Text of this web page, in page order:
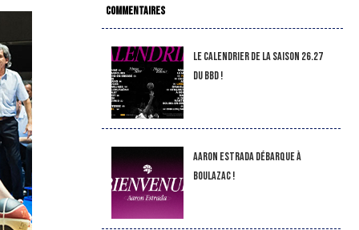
COMMENTAIRES
LE CALENDRIER DE LA SAISON 26.27
DU BBD !
Aaron Estrada débarque à
Boulazac !